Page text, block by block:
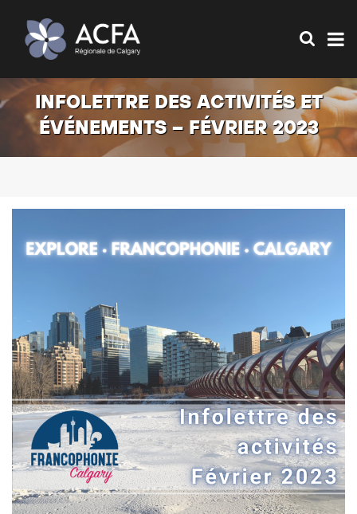
INFOLETTRE DES ACTIVITÉS ET
ÉVÉNEMENTS – FÉVRIER 2023